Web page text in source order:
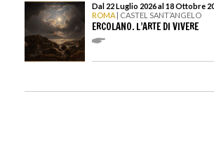
Dal 22 Luglio 2026 al 18 Ottobre
ROMA | CASTEL SANT’ANGELO
ERCOLANO. L’ARTE DI VIVERE